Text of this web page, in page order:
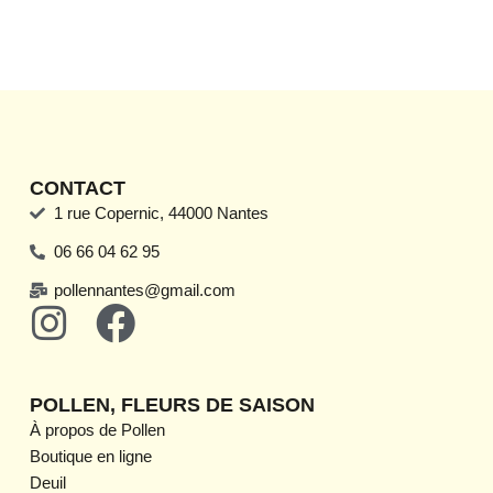
CONTACT
1 rue Copernic, 44000 Nantes
06 66 04 62 95
pollennantes@gmail.com
I
s
t
a
F
c
e
b
POLLEN, FLEURS DE SAISON
À propos de Pollen
Boutique en ligne
Deuil